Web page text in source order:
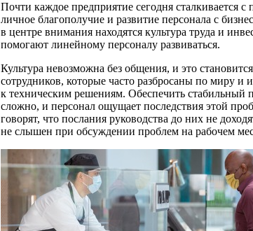
Почти каждое предприятие сегодня сталкивается с
личное благополучие и развитие персонала с
в центре внимания находятся культура труда и
помогают линейному персоналу развиваться.
Культура невозможна без общения, и это
сотрудников, которые часто разбросаны по миру и
к техническим решениям. Обеспечить стабильный
сложно, и персонал ощущает последствия этой
говорят, что послания руководства до них не
не слышен при обсуждении проблем на рабочем